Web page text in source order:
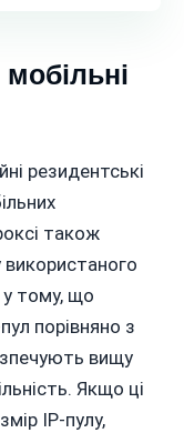
мобільні
резидентські
також
у тому, що
порівняно з
вищу
Якщо ці
IP-пулу,